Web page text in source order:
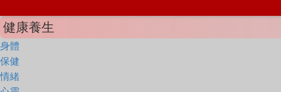
健康養生
身體
保健
情緒